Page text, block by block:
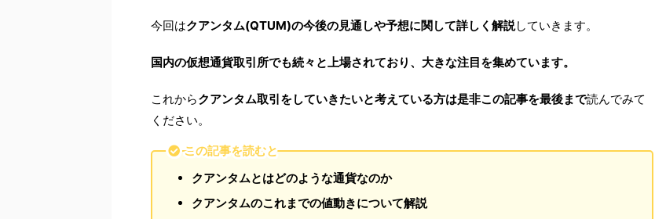
今回はクアンタム(QTUM)の今後の見通しや予想に関して詳しく解説していきます。
国内の仮想通貨取引所でも続々と上場されており、大きな注目を集めています。
これからクアンタム取引をしていきたいと考えている方は是非この記事を最後まで読んでみて
ください。
この記事を読むと
クアンタムとはどのような通貨なのか
クアンタムのこれまでの値動きについて解説